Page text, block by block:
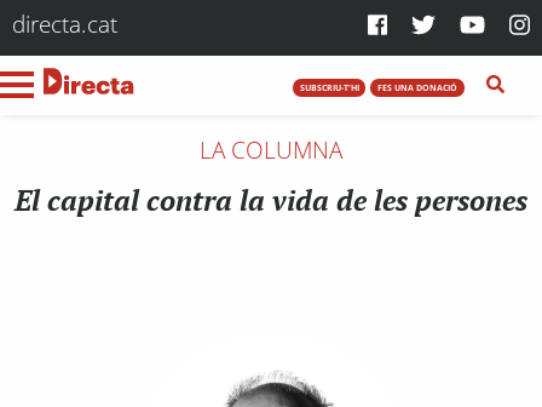
directa.cat
SUBSCRIU-T'HI FES UNA DONACIÓ
LA COLUMNA
El capital contra la vida de les persones